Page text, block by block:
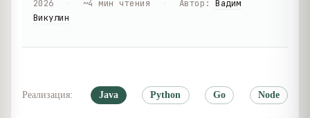
2026
~4 мин чтения Автор :Вадим
Викулин
Реализация: Java Python Go Node